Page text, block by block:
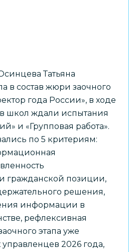
Татьяна
в состав жюри заочного
года России», в ходе
школ ждали испытания
и «Групповая работа».
по 5 критериям:
гражданской позиции,
решения,
информации в
рефлексивная
этапа уже
2026 года,